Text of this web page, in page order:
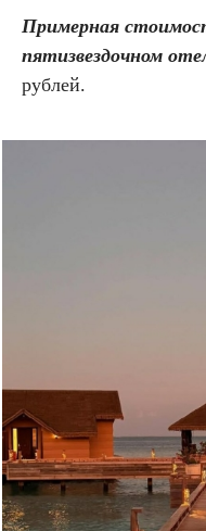
Примерная
пятизвездочном
рублей.